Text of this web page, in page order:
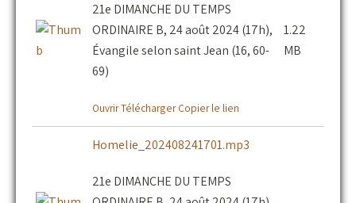
21e DIMANCHE DU TEMPS
ORDINAIRE B, 24 août 2024 (17h),
Évangile selon saint Jean (16, 60-
69)
OuvrirTélécharger Copier le lien
1.22
MB
Homelie_202408241701.mp3
21e DIMANCHE DU TEMPS